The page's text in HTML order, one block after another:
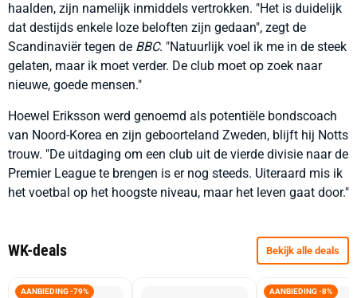
haalden, zijn namelijk inmiddels vertrokken. "Het is duidelijk
dat destijds enkele loze beloften zijn gedaan", zegt de
Scandinaviër tegen de BBC. "Natuurlijk voel ik me in de steek
gelaten, maar ik moet verder. De club moet op zoek naar
nieuwe, goede mensen."
Hoewel Eriksson werd genoemd als potentiële bondscoach
van Noord-Korea en zijn geboorteland Zweden, blijft hij Notts
trouw. "De uitdaging om een club uit de vierde divisie naar de
Premier League te brengen is er nog steeds. Uiteraard mis ik
het voetbal op het hoogste niveau, maar het leven gaat door."
WK-deals Bekijk alle deals
AANBIEDING -79% AANBIEDING -8%